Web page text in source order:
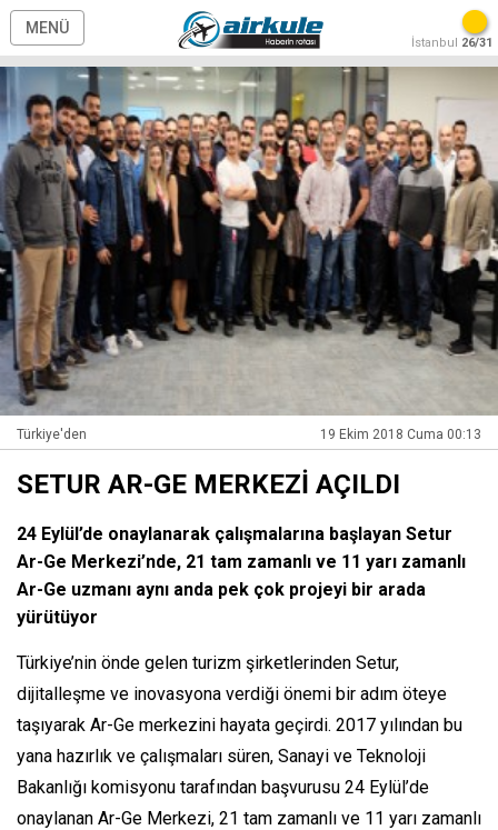
MENÜ
İstanbul 26/31
Türkiye'den 19 Ekim 2018 Cuma 00:13
SETUR AR-GE MERKEZİ AÇILDI
24 Eylül’de onaylanarak çalışmalarına başlayan Setur
Ar-Ge Merkezi’nde, 21 tam zamanlı ve 11 yarı zamanlı
Ar-Ge uzmanı aynı anda pek çok projeyi bir arada
yürütüyor
Türkiye’nin önde gelen turizm şirketlerinden Setur,
dijitalleşme ve inovasyona verdiği önemi bir adım öteye
taşıyarak Ar-Ge merkezini hayata geçirdi. 2017 yılından bu
yana hazırlık ve çalışmaları süren, Sanayi ve Teknoloji
Bakanlığı komisyonu tarafından başvurusu 24 Eylül’de
onaylanan Ar-Ge Merkezi, 21 tam zamanlı ve 11 yarı zamanlı